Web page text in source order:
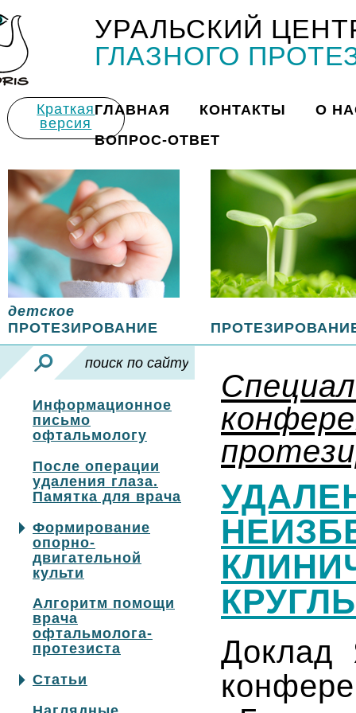
УРАЛЬСКИЙ
ГЛАЗНОГО
Краткая
версия
ГЛАВНАЯ КОНТАКТЫ
О
ВОПРОС-ОТВЕТ
детское
ПРОТЕЗИРОВАНИЕ
Информационное
письмо
офтальмологу
После операции
удаления глаза.
Памятка для врача
Формирование
опорно-
двигательной
культи
Алгоритм помощи
врача
офтальмолога-
протезиста
Статьи
Доклад